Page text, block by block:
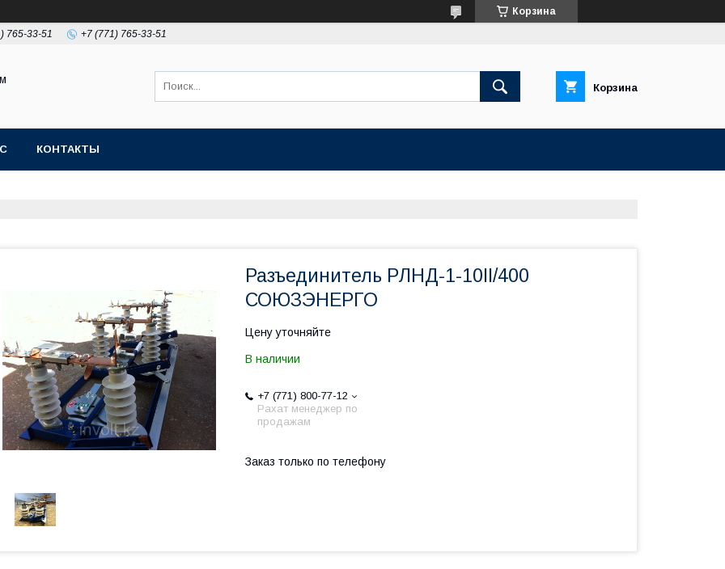
Корзина
765-33-51 +7 (771) 765-33-51
Корзина
КОНТАКТЫ
Разъединитель РЛНД-1-10II/400
СОЮЗЭНЕРГО
Цену уточняйте
В наличии
+7 (771) 800-77-12
Рахат менеджер по
продажам
Заказ только по телефону